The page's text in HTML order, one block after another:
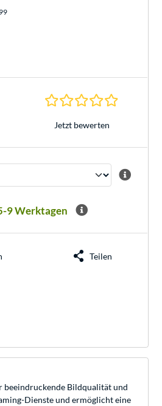
0.0 Sterne
Jetzt bewerten
9 Werktagen
Teilen
beeindruckende Bildqualität und
Dienste und ermöglicht eine